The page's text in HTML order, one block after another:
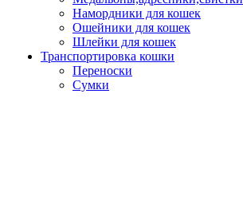
Намордники для кошек
Ошейники для кошек
Шлейки для кошек
Транспортировка кошки
Переноски
Сумки